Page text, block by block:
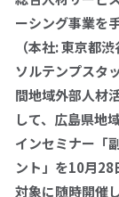
ーシング事業を
（本社: 東京都
ソルテンプスタ
間地域外部人材
して、広島県地
インセミナー「
ント」を10月28
対象に随時開催